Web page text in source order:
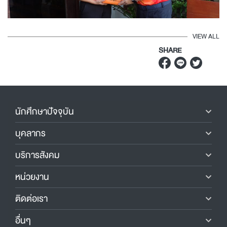
VIEW ALL
SHARE
นักศึกษาปัจจุบัน
บุคลากร
บริการสังคม
หน่วยงาน
ติดต่อเรา
อื่นๆ